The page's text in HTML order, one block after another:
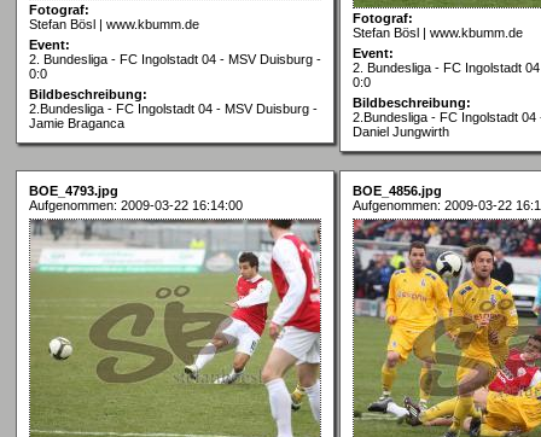
Fotograf:
Stefan Bösl | www.kbumm.de
Event:
2. Bundesliga - FC Ingolstadt 04 - MSV Duisburg -
0:0
Bildbeschreibung:
2.Bundesliga - FC Ingolstadt 04 - MSV Duisburg -
Jamie Braganca
Fotograf:
Stefan Bösl | www.kbumm.de
Event:
2. Bundesliga - FC Ingolstadt
0:0
Bildbeschreibung:
2.Bundesliga - FC Ingolstadt
Daniel Jungwirth
BOE_4793.jpg
Aufgenommen: 2009-03-22 16:14:00
BOE_4856.jpg
Aufgenommen: 2009-03-22